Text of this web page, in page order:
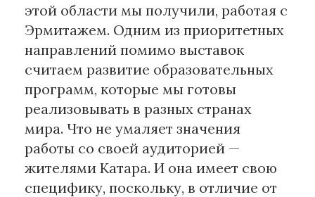
этой области мы получили, работая с
Эрмитажем. Одним из приоритетных
направлений помимо выставок
считаем развитие образовательных
программ, которые мы готовы
реализовывать в разных странах
мира. Что не умаляет значения
работы со своей аудиторией —
жителями Катара. И она имеет свою
специфику, поскольку, в отличие от